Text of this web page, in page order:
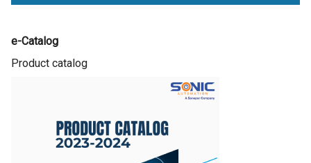
e-Catalog
Product catalog